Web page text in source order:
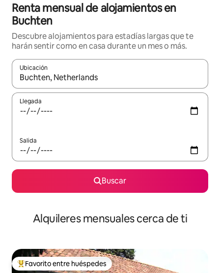
Renta mensual de alojamientos en
Buchten
Descubre alojamientos para estadías largas que te
harán sentir como en casa durante un mes o más.
Ubicación
Cuando los resultados estén disponibles, navega con las
Llegada
Salida
Buscar
Alquileres mensuales cerca de ti
Favorito entre huéspedes preferido
Favorito entre huéspedes